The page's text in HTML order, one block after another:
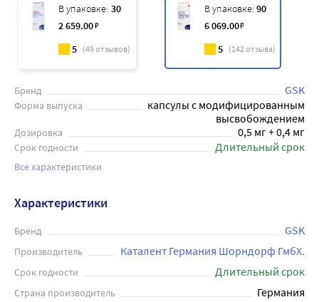
В упаковке: 30
2 659.00₽
5 (49отзывов)
В упаковке: 90
6 069.00₽
5 (142отзыва)
Бренд GSK
Форма выпуска
капсулы с модифицированным
высвобождением
Дозировка 0,5 мг + 0,4 мг
Срок годности Длительный срок
Все характеристики
Характеристики
Бренд GSK
Производитель Каталент Германия Шорндорф ГмбХ.
Срок годности Длительный срок
Страна производитель Германия